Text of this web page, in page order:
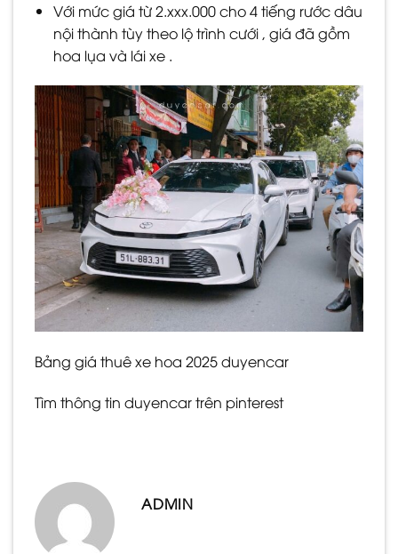
Với mức giá từ 2.xxx.000 cho 4 tiếng rước dâu
nội thành tùy theo lộ trình cưới , giá đã gồm
hoa lụa và lái xe .
Bảng giá thuê xe hoa 2025 duyencar
Tìm thông tin duyencar trên pinterest
ADMIN